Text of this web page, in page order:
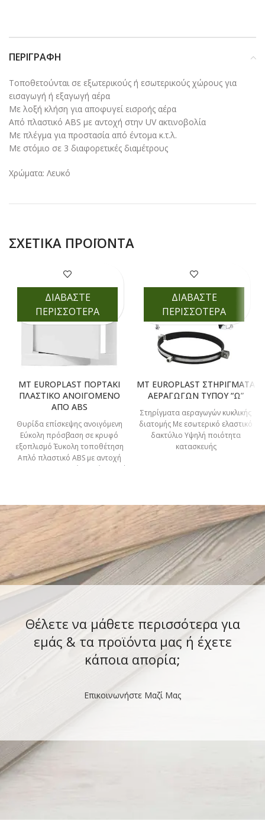
ΠΕΡΙΓΡΑΦΉ
Τοποθετούνται σε εξωτερικούς ή εσωτερικούς χώρους για
εισαγωγή ή εξαγωγή αέρα
Με λοξή κλήση για αποφυγεί εισροής αέρα
Από πλαστικό ΑBS με αντοχή στην UV ακτινοβολία
Με πλέγμα για προστασία από έντομα κ.τ.λ.
Με στόμιο σε 3 διαφορετικές διαμέτρους
Χρώματα: Λευκό
ΣΧΕΤΙΚΆ ΠΡΟΪΌΝΤΑ
MT EUROPLAST ΠΟΡΤΑΚΙ
ΠΛΑΣΤΙΚΟ ΑΝΟΙΓΟΜΕΝΟ
ΑΠΟ ABS
Θυρίδα επίσκεψης ανοιγόμενη
Εύκολη πρόσβαση σε κρυφό
εξοπλισμό Έυκολη τοποθέτηση
Απλό πλαστικό ABS με αντοχή
στην UV ακτινοβολία Ανοίγει από
ΔΙΑΒΑΣΤΕ
ΠΕΡΙΣΣΟΤΕΡΑ
MT EUROPLAST ΣΤΗΡΙΓΜΑΤΑ
ΑΕΡΑΓΩΓΩΝ ΤΥΠΟΥ “Ω”
Στηρίγματα αεραγωγών κυκλικής
διατομής Με εσωτερικό ελαστικό
δακτύλιο Υψηλή ποιότητα
κατασκευής
ΔΙΑΒΑΣΤΕ
ΠΕΡΙΣΣΟΤΕΡΑ
Θέλετε να μάθετε περισσότερα για
εμάς & τα προϊόντα μας ή έχετε
κάποια απορία;
Επικοινωνήστε Μαζί Μας